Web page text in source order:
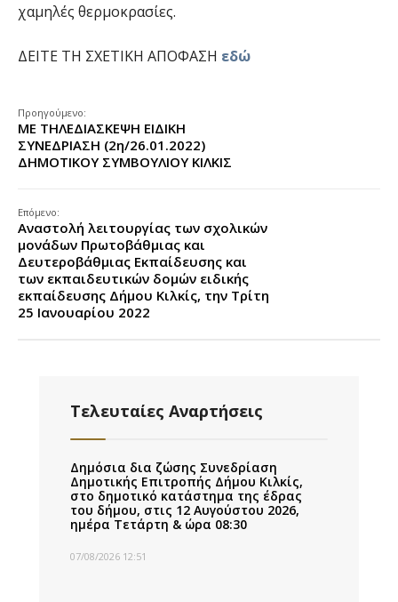
χαμηλές θερμοκρασίες.
ΔΕΙΤΕ ΤΗ ΣΧΕΤΙΚΗ ΑΠΟΦΑΣΗ εδώ
Προηγούμενο:
ΜΕ ΤΗΛΕΔΙΑΣΚΕΨΗ ΕΙΔΙΚΗ
ΣΥΝΕΔΡΙΑΣΗ (2η/26.01.2022)
ΔΗΜΟΤΙΚΟΥ ΣΥΜΒΟΥΛΙΟΥ ΚΙΛΚΙΣ
Επόμενο:
Αναστολή λειτουργίας των σχολικών
μονάδων Πρωτοβάθμιας και
Δευτεροβάθμιας Εκπαίδευσης και
των εκπαιδευτικών δομών ειδικής
εκπαίδευσης Δήμου Κιλκίς, την Τρίτη
25 Ιανουαρίου 2022
Τελευταίες Αναρτήσεις
Δημόσια δια ζώσης Συνεδρίαση
Δημοτικής Επιτροπής Δήμου Κιλκίς,
στο δημοτικό κατάστημα της έδρας
του δήμου, στις 12 Αυγούστου 2026,
ημέρα Τετάρτη & ώρα 08:30
07/08/2026 12:51